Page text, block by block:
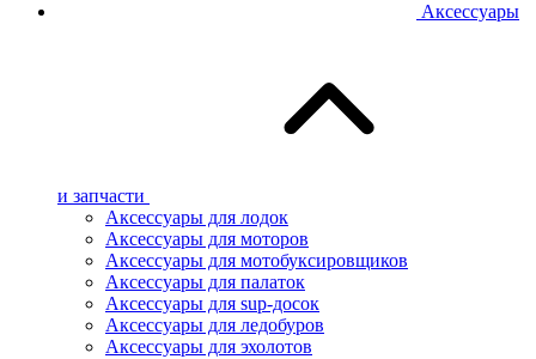
Аксессуары
и запчасти
Аксессуары для лодок
Аксессуары для моторов
Аксессуары для мотобуксировщиков
Аксессуары для палаток
Аксессуары для sup-досок
Аксессуары для ледобуров
Аксессуары для эхолотов